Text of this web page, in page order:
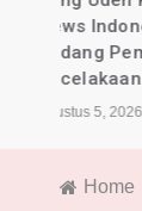
Home